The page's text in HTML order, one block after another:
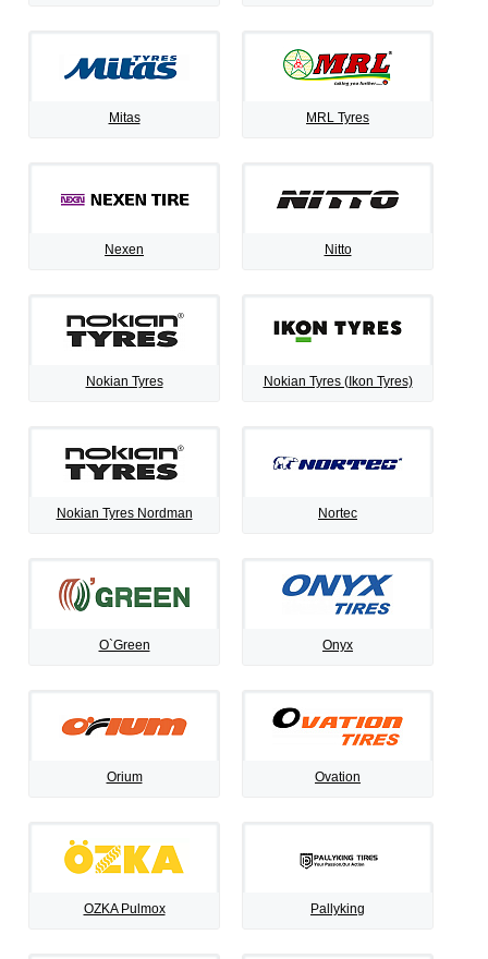
Mitas MRL Tyres
Nexen Nitto
Nokian Tyres Nokian Tyres (Ikon Tyres)
Nokian Tyres Nordman Nortec
O`Green Onyx
Orium Ovation
OZKA Pulmox Pallyking